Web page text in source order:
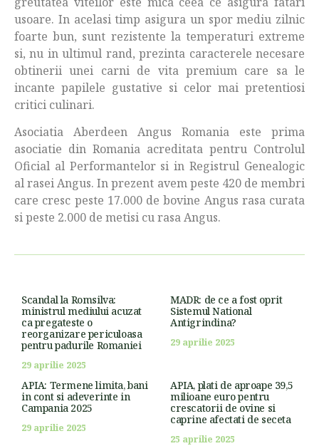
usoare. In acelasi timp asigura un spor mediu zilnic
foarte bun, sunt rezistente la temperaturi extreme
si, nu in ultimul rand, prezinta caracterele necesare
obtinerii unei carni de vita premium care sa le
incante papilele gustative si celor mai pretentiosi
critici culinari.
Asociatia Aberdeen Angus Romania este prima
asociatie din Romania acreditata pentru Controlul
Oficial al Performantelor si in Registrul Genealogic
al rasei Angus. In prezent avem peste 420 de membri
care cresc peste 17.000 de bovine Angus rasa curata
si peste 2.000 de metisi cu rasa Angus.
Scandal la Romsilva:
ministrul mediului acuzat
ca pregateste o
reorganizare periculoasa
pentru padurile Romaniei
29 aprilie 2025
MADR: de ce a fost oprit
Sistemul National
Antigrindina?
29 aprilie 2025
APIA: Termene limita, bani
in cont si adeverinte in
Campania 2025
29 aprilie 2025
APIA, plati de aproape 39,5
milioane euro pentru
crescatorii de ovine si
caprine afectati de seceta
25 aprilie 2025